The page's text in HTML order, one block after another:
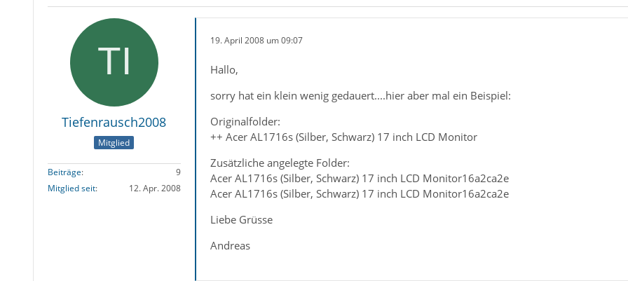
Tiefenrausch2008
Mitglied
Beiträge
9
Mitglied seit
12. Apr. 2008
19. April 2008 um 09:07
Hallo,
sorry hat ein klein wenig gedauert....hier aber mal ein Beispiel:
Originalfolder:
++ Acer AL1716s (Silber, Schwarz) 17 inch LCD Monitor
Zusätzliche angelegte Folder:
Acer AL1716s (Silber, Schwarz) 17 inch LCD Monitor16a2ca2e
Acer AL1716s (Silber, Schwarz) 17 inch LCD Monitor16a2ca2e
Liebe Grüsse
Andreas